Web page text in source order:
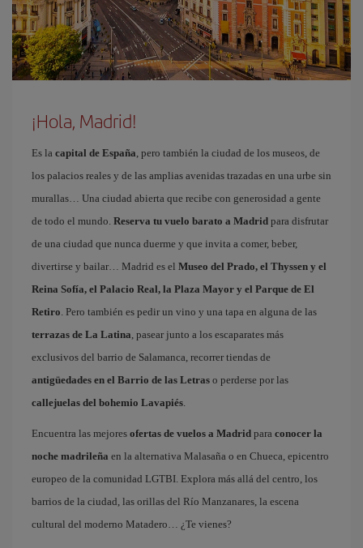
¡Hola, Madrid!
Es la capital de España, pero también la ciudad de los museos, de
los palacios reales y de las amplias avenidas trazadas en una urbe sin
murallas… Una ciudad abierta que recibe con generosidad a gente
de todo el mundo. Reserva tu vuelo barato a Madrid para disfrutar
de una ciudad que nunca duerme y que invita a comer, beber,
divertirse y bailar… Madrid es el Museo del Prado, el Thyssen y el
Reina Sofía, el Palacio Real, la Plaza Mayor y el Parque de El
Retiro. Pero también es pedir un vino y una tapa en alguna de las
terrazas de La Latina, pasear junto a los escaparates más
exclusivos del barrio de Salamanca, recorrer tiendas de
antigüedades en el Barrio de las Letras o perderse por las
callejuelas del bohemio Lavapiés.
Encuentra las mejores ofertas de vuelos a Madrid para conocer la
noche madrileña en la alternativa Malasaña o en Chueca, epicentro
europeo de la comunidad LGTBI. Explora más allá del centro, los
barrios de la ciudad, las orillas del Río Manzanares, la escena
cultural del moderno Matadero… ¿Te vienes?